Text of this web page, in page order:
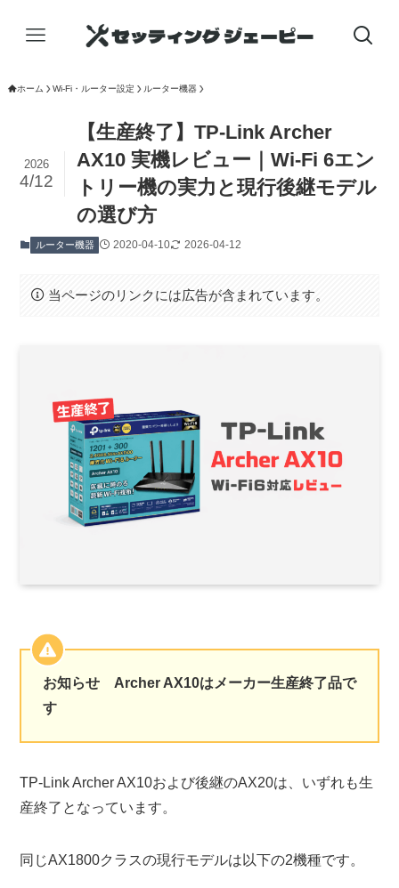
ホーム Wi-Fi・ルーター設定 ルーター機器
【生産終了】TP-Link Archer
AX10 実機レビュー｜Wi-Fi 6エン
トリー機の実力と現行後継モデル
の選び方
2026
4/12
ルーター機器 2020-04-10 2026-04-12
当ページのリンクには広告が含まれています。
お知らせ Archer AX10はメーカー生産終了品で
す
TP-Link Archer AX10および後継のAX20は、いずれも生
産終了となっています。
同じAX1800クラスの現行モデルは以下の2機種です。